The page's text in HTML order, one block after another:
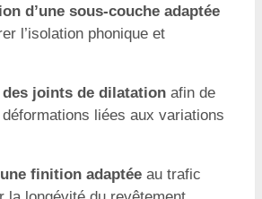
d’une sous-couche adaptée
l’isolation phonique et
des joints de dilatation afin de
liées aux variations
finition adaptée au trafic